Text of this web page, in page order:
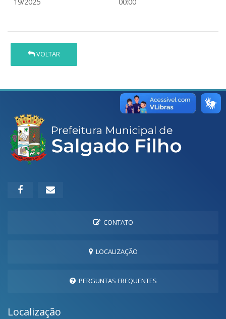
VOLTAR
CONTATO
LOCALIZAÇÃO
PERGUNTAS FREQUENTES
Localização